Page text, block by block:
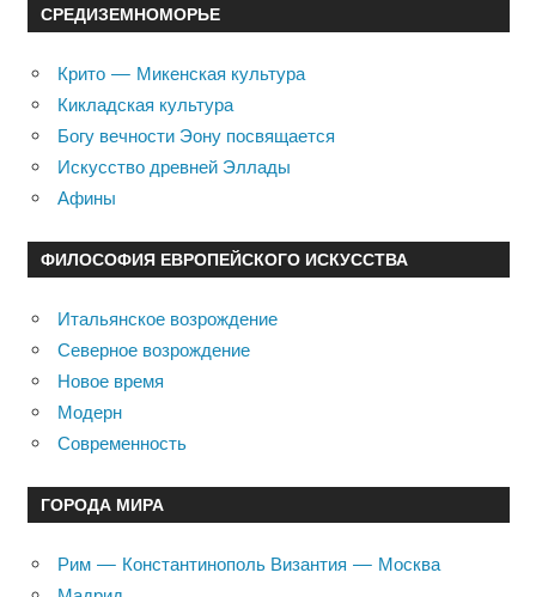
СРЕДИЗЕМНОМОРЬЕ
Крито — Микенская культура
Кикладская культура
Богу вечности Эону посвящается
Искусство древней Эллады
Афины
ФИЛОСОФИЯ ЕВРОПЕЙСКОГО ИСКУССТВА
Итальянское возрождение
Северное возрождение
Новое время
Модерн
Современность
ГОРОДА МИРА
Рим — Константинополь Византия — Москва